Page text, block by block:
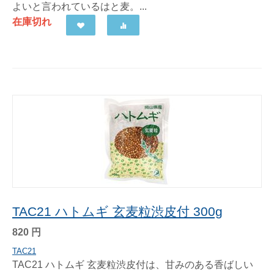
よいと言われているはと麦。...
在庫切れ
TAC21 ハトムギ 玄麦粒渋皮付 300g
820 円
TAC21
TAC21 ハトムギ 玄麦粒渋皮付は、甘みのある香ばしい